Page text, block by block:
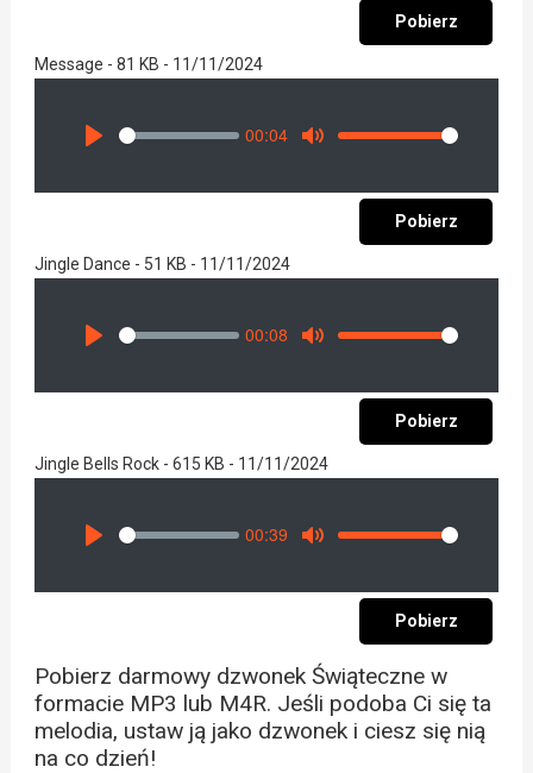
Pobierz
Message - 81 KB - 11/11/2024
Seek
00:04
Volume
Pobierz
Jingle Dance - 51 KB - 11/11/2024
Seek
00:08
Volume
Pobierz
Jingle Bells Rock - 615 KB - 11/11/2024
Seek
00:39
Volume
Pobierz
Pobierz darmowy dzwonek Świąteczne w
formacie MP3 lub M4R. Jeśli podoba Ci się ta
melodia, ustaw ją jako dzwonek i ciesz się nią
na co dzień!